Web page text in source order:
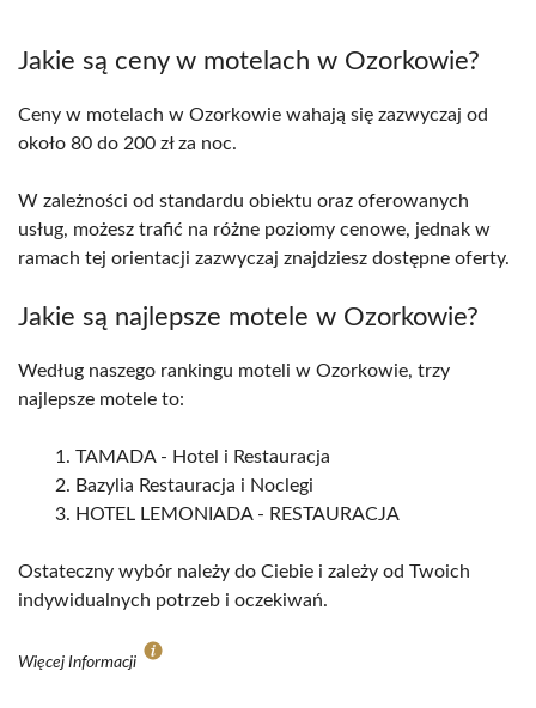
Jakie są ceny w motelach w Ozorkowie?
Ceny w motelach w Ozorkowie wahają się zazwyczaj od
około 80 do 200 zł za noc.
W zależności od standardu obiektu oraz oferowanych
usług, możesz trafić na różne poziomy cenowe, jednak w
ramach tej orientacji zazwyczaj znajdziesz dostępne oferty.
Jakie są najlepsze motele w Ozorkowie?
Według naszego rankingu moteli w Ozorkowie, trzy
najlepsze motele to:
TAMADA - Hotel i Restauracja
Bazylia Restauracja i Noclegi
HOTEL LEMONIADA - RESTAURACJA
Ostateczny wybór należy do Ciebie i zależy od Twoich
indywidualnych potrzeb i oczekiwań.
Więcej Informacji